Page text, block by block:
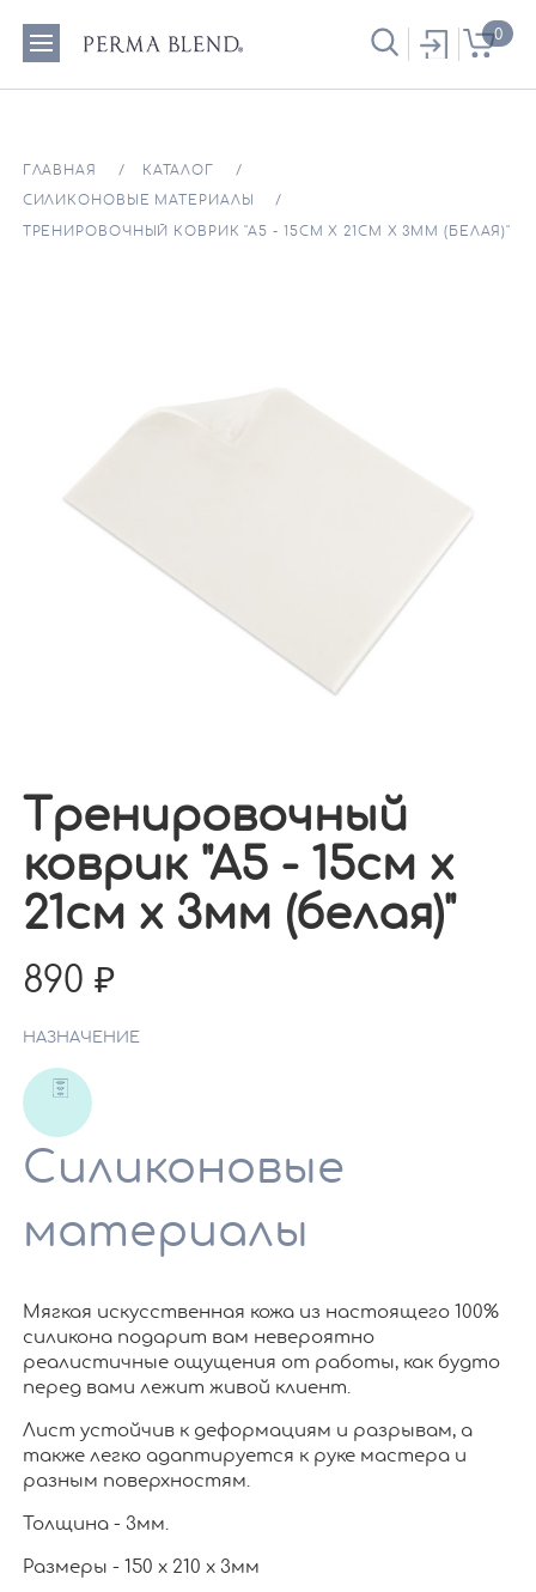
0
ГЛАВНАЯ КАТАЛОГ
СИЛИКОНОВЫЕ МАТЕРИАЛЫ
ТРЕНИРОВОЧНЫЙ КОВРИК "А5 - 15СМ Х 21СМ Х 3ММ (БЕЛАЯ)"
Тренировочный
коврик "А5 - 15см х
21см х 3мм (белая)"
890
НАЗНАЧЕНИЕ
Силиконовые
материалы
Мягкая искусственная кожа из настоящего 100%
силикона подарит вам невероятно
реалистичные ощущения от работы, как будто
перед вами лежит живой клиент.
Лист устойчив к деформациям и разрывам, а
также легко адаптируется к руке мастера и
разным поверхностям.
Толщина - 3мм.
Размеры - 150 х 210 х 3мм